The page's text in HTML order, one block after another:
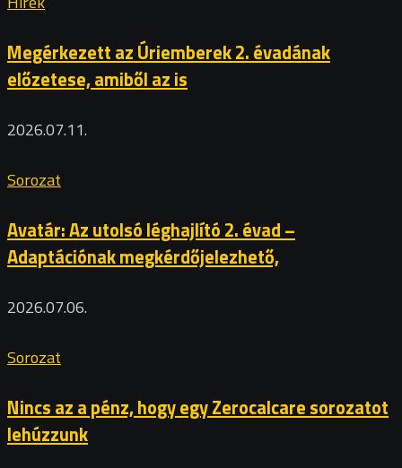
Megérkezett az Úriemberek 2. évadának
előzetese, amiből az is
2026.07.11.
Sorozat
Avatár: Az utolsó léghajlító 2. évad –
Adaptációnak megkérdőjelezhető,
2026.07.06.
Sorozat
Nincs az a pénz, hogy egy Zerocalcare sorozatot
lehúzzunk